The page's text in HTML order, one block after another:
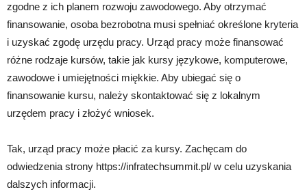
zgodne z ich planem rozwoju zawodowego. Aby otrzymać
finansowanie, osoba bezrobotna musi spełniać określone kryteria
i uzyskać zgodę urzędu pracy. Urząd pracy może finansować
różne rodzaje kursów, takie jak kursy językowe, komputerowe,
zawodowe i umiejętności miękkie. Aby ubiegać się o
finansowanie kursu, należy skontaktować się z lokalnym
urzędem pracy i złożyć wniosek.
Tak, urząd pracy może płacić za kursy. Zachęcam do
odwiedzenia strony https://infratechsummit.pl/ w celu uzyskania
dalszych informacji.